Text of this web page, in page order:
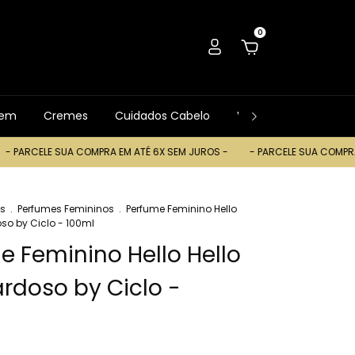
0
Cremes Cuidados Cabelo Ver Tudo
SUA COMPRA EM ATÉ 6X SEM JUROS - - PARCELE SUA COMPRA EM
. Perfumes Femininos . Perfume Feminino Hello
by Ciclo - 100ml
Feminino Hello Hello
by Ciclo -